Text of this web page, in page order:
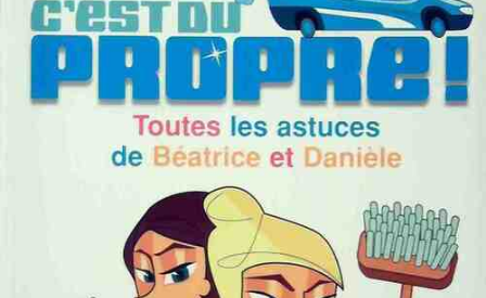
Astuces Rubik Cube
Astuces et TechniquesTechniques de SpeedcubingAstuces et
techniquesRésolution Techniques et Astuces
Astuces Rubik Cube